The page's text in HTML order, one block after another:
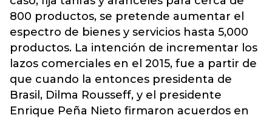
800 productos, se pretende aumentar el
espectro de bienes y servicios hasta 5,000
productos. La intención de incrementar los
lazos comerciales en el 2015, fue a partir de
que cuando la entonces presidenta de
Brasil, Dilma Rousseff, y el presidente
Enrique Peña Nieto firmaron acuerdos en